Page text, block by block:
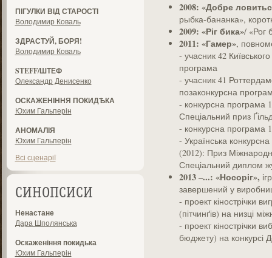
ПІГУЛКИ ВІД СТАРОСТІ
Володимир Коваль
ЗДРАСТУЙ, БОРЯ!
Володимир Коваль
STEFF/ШТЕФ
Олександр Денисенко
ОСКАЖЕНІННЯ ПОКИДѢКА
Юхим Гальперін
АНОМАЛІЯ
Юхим Гальперін
Всі сценарії
СИНОПСИСИ
Ненастане
Дара Шполянська
Оскаженіння покидька
Юхим Гальперін
2008: «Добре
рыбка-бананка»,
2009: «Ріг бика»/ «Рог
2011: «Гамер»,
- учасник 42
програма
- учасник 41
позаконкурсна
- конкурсна програма
Спеціальний приз
- конкурсна програма
- Українська
(2012): Приз
Спеціальний диплом
2013 –...: «Носоріг»,
завершений у
- проект кінострічки
(пітчинґів) на низці
- проект кінострічки
бюджету) на конкурсі